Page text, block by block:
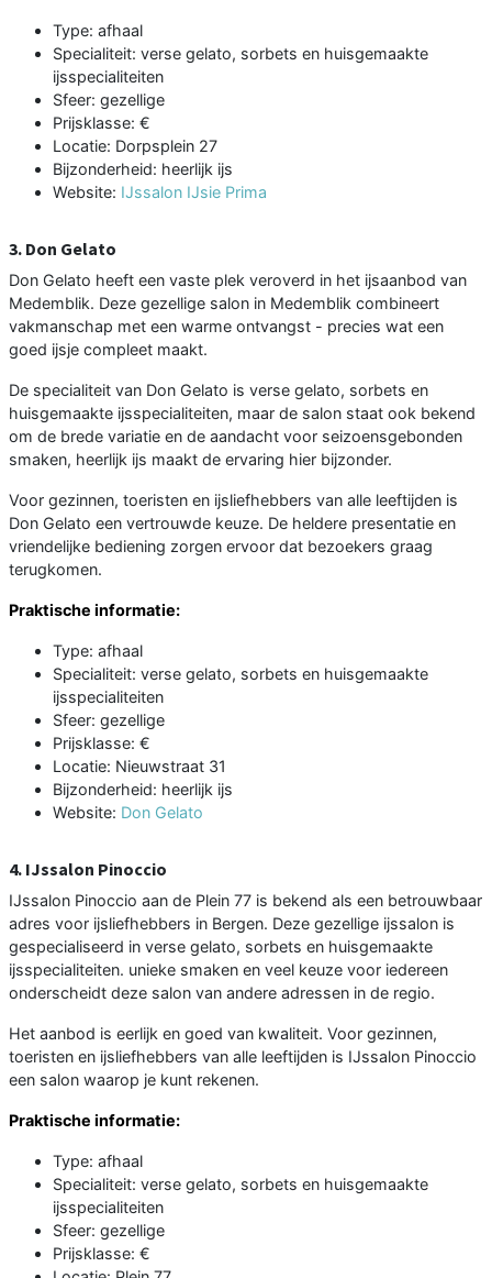
Type: afhaal
Specialiteit: verse gelato, sorbets en huisgemaakte
ijsspecialiteiten
Sfeer: gezellige
Prijsklasse: €
Locatie: Dorpsplein 27
Bijzonderheid: heerlijk ijs
Website: IJssalon IJsie Prima
3. Don Gelato
Don Gelato heeft een vaste plek veroverd in het ijsaanbod van
Medemblik. Deze gezellige salon in Medemblik combineert
vakmanschap met een warme ontvangst - precies wat een
goed ijsje compleet maakt.
De specialiteit van Don Gelato is verse gelato, sorbets en
huisgemaakte ijsspecialiteiten, maar de salon staat ook bekend
om de brede variatie en de aandacht voor seizoensgebonden
smaken, heerlijk ijs maakt de ervaring hier bijzonder.
Voor gezinnen, toeristen en ijsliefhebbers van alle leeftijden is
Don Gelato een vertrouwde keuze. De heldere presentatie en
vriendelijke bediening zorgen ervoor dat bezoekers graag
terugkomen.
Praktische informatie:
Type: afhaal
Specialiteit: verse gelato, sorbets en huisgemaakte
ijsspecialiteiten
Sfeer: gezellige
Prijsklasse: €
Locatie: Nieuwstraat 31
Bijzonderheid: heerlijk ijs
Website: Don Gelato
4. IJssalon Pinoccio
IJssalon Pinoccio aan de Plein 77 is bekend als een betrouwbaar
adres voor ijsliefhebbers in Bergen. Deze gezellige ijssalon is
gespecialiseerd in verse gelato, sorbets en huisgemaakte
ijsspecialiteiten. unieke smaken en veel keuze voor iedereen
onderscheidt deze salon van andere adressen in de regio.
Het aanbod is eerlijk en goed van kwaliteit. Voor gezinnen,
toeristen en ijsliefhebbers van alle leeftijden is IJssalon Pinoccio
een salon waarop je kunt rekenen.
Praktische informatie:
Type: afhaal
Specialiteit: verse gelato, sorbets en huisgemaakte
ijsspecialiteiten
Sfeer: gezellige
Prijsklasse: €